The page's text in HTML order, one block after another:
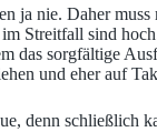
ja nie. Daher
Streitfall sind
das sorgfältige
und eher auf
denn schließlich